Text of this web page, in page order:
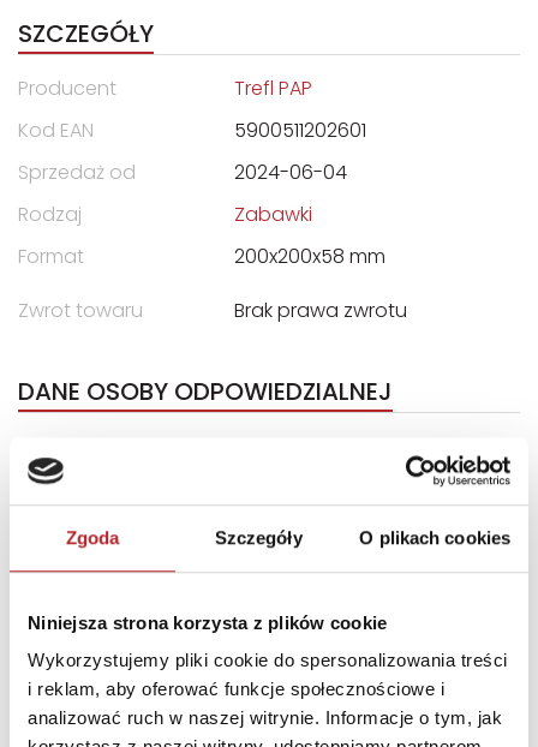
Zgoda Szczegóły O plikach cookies
Niniejsza strona korzysta z plików cookie
Wykorzystujemy pliki cookie do spersonalizowania treści
i reklam, aby oferować funkcje społecznościowe i
analizować ruch w naszej witrynie. Informacje o tym, jak
SZCZEGÓŁY
Producent
Trefl PAP
Kod EAN
5900511202601
Sprzedaż od
2024-06-04
Rodzaj
Zabawki
Format
200x200x58 mm
Zwrot towaru
Brak prawa zwrotu
DANE OSOBY ODPOWIEDZIALNEJ
Ulica
Kod pocztowy
81-155
Miasto
Gdynia
E-mail
trefl@trefl.com
INNI KLIENCI KUPOWALI